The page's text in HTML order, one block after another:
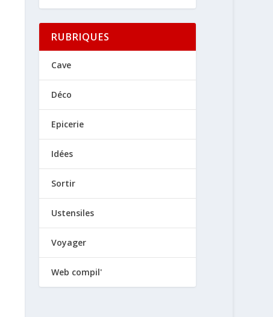
RUBRIQUES
Cave
Déco
Epicerie
Idées
Sortir
Ustensiles
Voyager
Web compil'